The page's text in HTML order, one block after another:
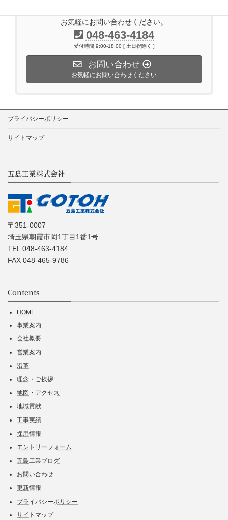
お気軽にお問い合わせください。
048-463-4184
受付時間 9:00-18:00 [ 土日祝除く ]
お問い合わせ
お気軽にお問い合わせください
プライバシーポリシー
サイトマップ
五島工業株式会社
〒351-0007
埼玉県朝霞市岡1丁目1番1号
TEL 048-463-4184
FAX 048-465-9786
Contents
HOME
事業案内
会社概要
営業案内
沿革
理念・ご挨拶
地図・アクセス
地域貢献
工事実績
採用情報
エントリーフォーム
五島工業ブログ
お問い合わせ
更新情報
プライバシーポリシー
サイトマップ